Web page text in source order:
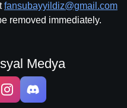
fansubayyildiz@gmail.com
removed immediately.
Medya